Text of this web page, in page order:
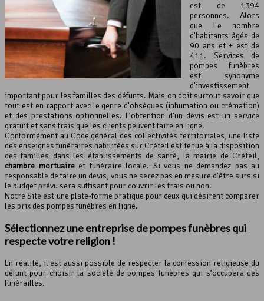
est de 1394
personnes. Alors
que Le nombre
d’habitants âgés de
90 ans et + est de
411. Services de
pompes funèbres
est synonyme
d’investissement
important pour les familles des défunts. Mais on doit surtout savoir que
tout est en rapport avec le genre d’obsèques (inhumation ou crémation)
et des prestations optionnelles. L’obtention d’un devis est un service
gratuit et sans frais que les clients peuvent faire en ligne.
Conformément au Code général des collectivités territoriales, une liste
des enseignes funéraires habilitées sur Créteil est tenue à la disposition
des familles dans les établissements de santé, la mairie de Créteil,
chambre mortuaireet funéraire locale. Si vous ne demandez pas au
responsable de faire un devis, vous ne serez pas en mesure d’être surs si
le budget prévu sera suffisant pour couvrir les frais ou non.
Notre Site est une plate-forme pratique pour ceux qui désirent comparer
les prix des pompes funèbres en ligne.
Sélectionnez une entreprise de pompes funèbres qui
respecte votre religion !
En réalité, il est aussi possible de respecter la confession religieuse du
défunt pour choisir la société de pompes funèbres qui s’occupera des
funérailles.